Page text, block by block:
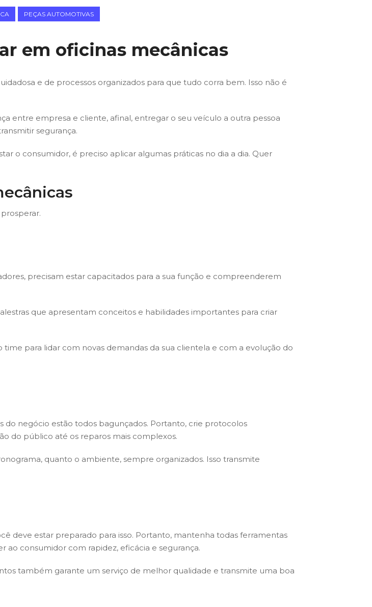
PEÇAS AUTOMOTIVAS
em oficinas mecânicas
e de processos organizados para que tudo corra bem. Isso não é
entre empresa e cliente, afinal, entregar o seu veículo a outra pessoa
segurança.
o consumidor, é preciso aplicar algumas práticas no dia a dia. Quer
precisam estar capacitados para a sua função e compreenderem
que apresentam conceitos e habilidades importantes para criar
para lidar com novas demandas da sua clientela e com a evolução do
do negócio estão todos bagunçados. Portanto, crie protocolos
do público até os reparos mais complexos.
quanto o ambiente, sempre organizados. Isso transmite
deve estar preparado para isso. Portanto, mantenha todas ferramentas
consumidor com rapidez, eficácia e segurança.
também garante um serviço de melhor qualidade e transmite uma boa